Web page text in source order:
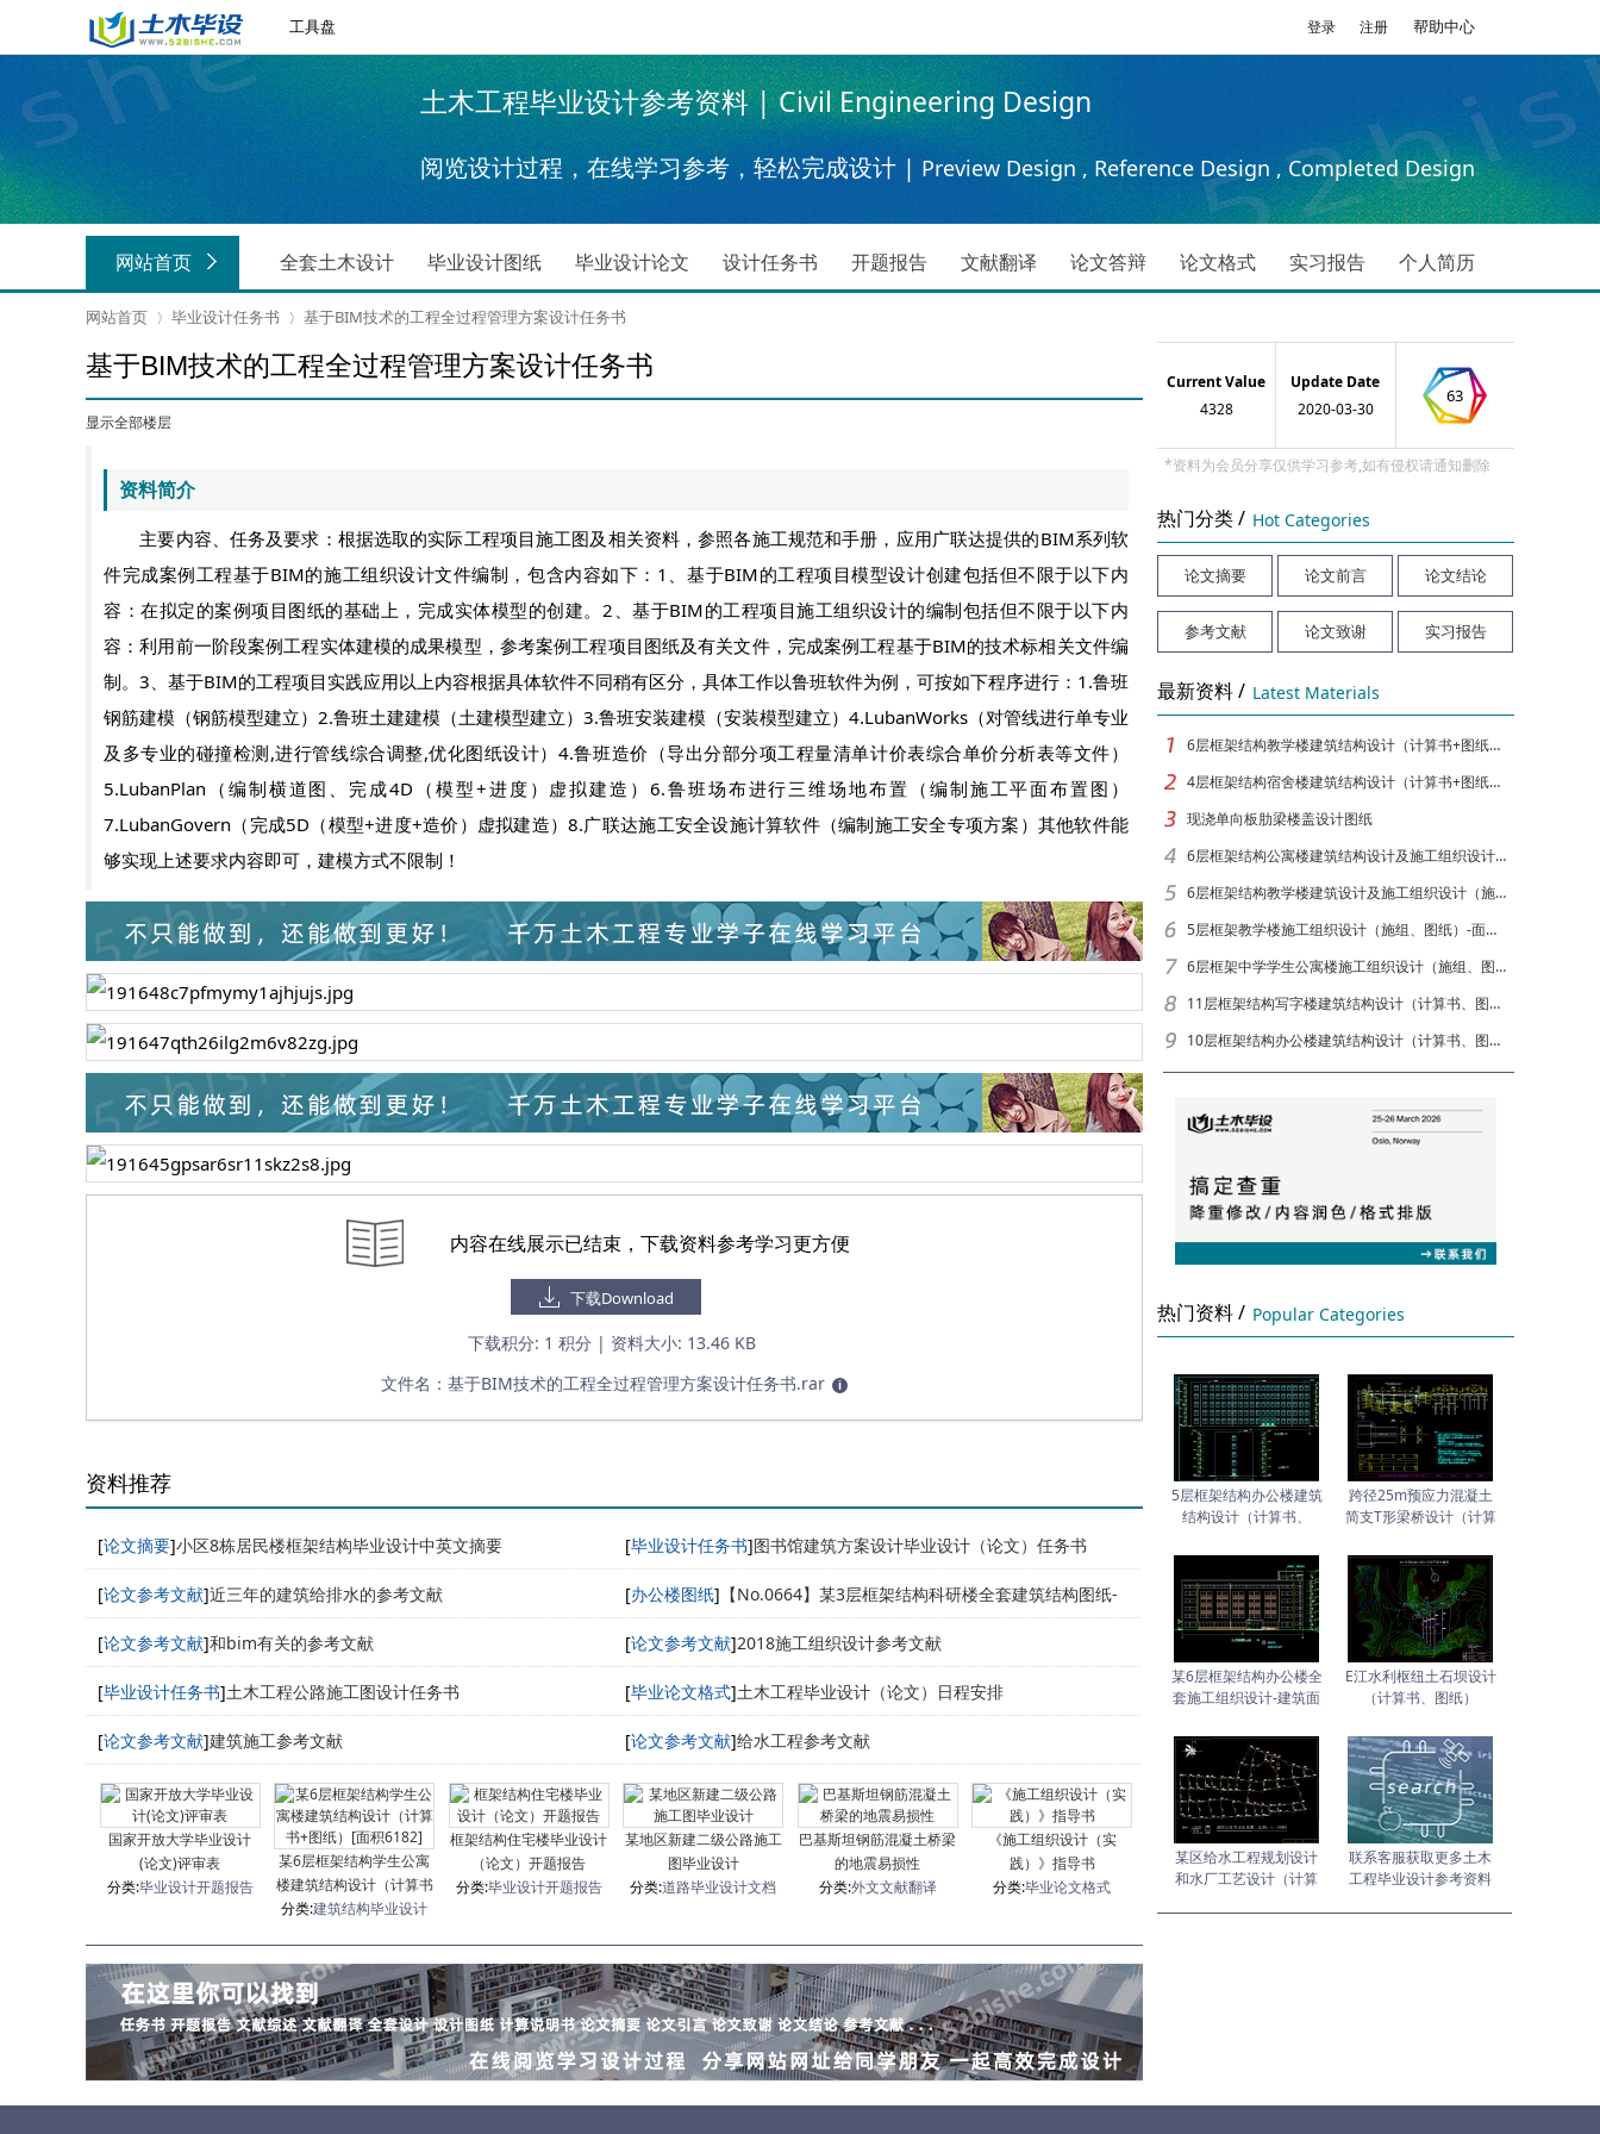
工具盘 登录 注册 帮助中心
土木工程毕业设计参考资料 | Civil Engineering Design
阅览设计过程，在线学习参考，轻松完成设计 | Preview Design , Reference Design , Completed Design
网站首页 全套土木设计 毕业设计图纸 毕业设计论文 设计任务书 开题报告 文献翻译 论文答辩 论文格式 实习报告 个人简历
网站首页
›
毕业设计任务书 基于BIM技术的工程全过程管理方案设计任务书
基于BIM技术的工程全过程管理方案设计任务书
显示全部楼层
资料简介
主要内容、任务及要求：根据选取的实际工程项目施工图及相关资料，参照各施工规范和手册，应用广联达提供的BIM系列软
件完成案例工程基于BIM的施工组织设计文件编制，包含内容如下：1、基于BIM的工程项目模型设计创建包括但不限于以下内
容：在拟定的案例项目图纸的基础上，完成实体模型的创建。2、基于BIM的工程项目施工组织设计的编制包括但不限于以下内
容：利用前一阶段案例工程实体建模的成果模型，参考案例工程项目图纸及有关文件，完成案例工程基于BIM的技术标相关文件编
制。3、基于BIM的工程项目实践应用以上内容根据具体软件不同稍有区分，具体工作以鲁班软件为例，可按如下程序进行：1.鲁班
钢筋建模（钢筋模型建立）2.鲁班土建建模（土建模型建立）3.鲁班安装建模（安装模型建立）4.LubanWorks（对管线进行单专业
及多专业的碰撞检测,进行管线综合调整,优化图纸设计）4.鲁班造价（导出分部分项工程量清单计价表综合单价分析表等文件）
5.LubanPlan（编制横道图、完成4D（模型+进度）虚拟建造）6.鲁班场布进行三维场地布置（编制施工平面布置图）
7.LubanGovern（完成5D（模型+进度+造价）虚拟建造）8.广联达施工安全设施计算软件（编制施工安全专项方案）其他软件能
够实现上述要求内容即可，建模方式不限制！
内容在线展示已结束，下载资料参考学习更方便
下载Download
下载积分: 1 积分 | 资料大小: 13.46 KB
文件名：基于BIM技术的工程全过程管理方案设计任务书.rar
i
资料推荐
[论文摘要]小区8栋居民楼框架结构毕业设计中英文摘要 [毕业设计任务书]图书馆建筑方案设计毕业设计（论文）任务书
[论文参考文献]近三年的建筑给排水的参考文献 [办公楼图纸] 【No.0664】某3层框架结构科研楼全套建筑结构图纸-
建筑面积1925
[论文参考文献]和bim有关的参考文献 [论文参考文献]2018施工组织设计参考文献
[毕业设计任务书]土木工程公路施工图设计任务书 [毕业论文格式]土木工程毕业设计（论文）日程安排
[论文参考文献]建筑施工参考文献 [论文参考文献]给水工程参考文献
国家开放大学毕业设计
(论文)评审表
分类:毕业设计开题报告
某6层框架结构学生公寓
楼建筑结构设计（计算书
+图纸）[面积6182]
分类:建筑结构毕业设计
框架结构住宅楼毕业设计
（论文）开题报告
分类:毕业设计开题报告
某地区新建二级公路施工
图毕业设计
分类:道路毕业设计文档
巴基斯坦钢筋混凝土桥梁
的地震易损性
分类:外文文献翻译
《施工组织设计（实
践）》指导书
分类:毕业论文格式
Current Value
4328
Update Date
2020-03-30
63
*资料为会员分享仅供学习参考,如有侵权请通知删除
热门分类 / Hot Categories
论文摘要 论文前言 论文结论
参考文献 论文致谢 实习报告
最新资料 / Latest Materials
6层框架结构教学楼建筑结构设计（计算书+图纸）[面积6049]
4层框架结构宿舍楼建筑结构设计（计算书+图纸）[面积3878]
现浇单向板肋梁楼盖设计图纸
6层框架结构公寓楼建筑结构设计及施工组织设计（计算书、图纸）[面积6650]
6层框架结构教学楼建筑设计及施工组织设计（施组、图纸）-面积5564
5层框架教学楼施工组织设计（施组、图纸）-面积4291
6层框架中学学生公寓楼施工组织设计（施组、图纸）-面积5090
11层框架结构写字楼建筑结构设计（计算书、图纸）[面积9874]
10层框架结构办公楼建筑结构设计（计算书、图纸）[面积12880]
热门资料 / Popular Categories
5层框架结构办公楼建筑
结构设计（计算书、
跨径25m预应力混凝土
简支T形梁桥设计（计算
某6层框架结构办公楼全
套施工组织设计-建筑面
E江水利枢纽土石坝设计
（计算书、图纸）
某区给水工程规划设计
和水厂工艺设计（计算
联系客服获取更多土木
工程毕业设计参考资料